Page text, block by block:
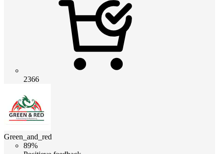
2366
Green_and_red
89%